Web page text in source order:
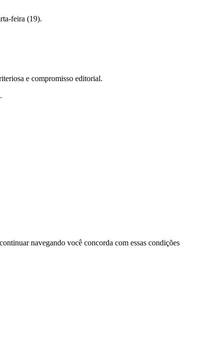
feira (19).
e compromisso editorial.
navegando você concorda com essas condições